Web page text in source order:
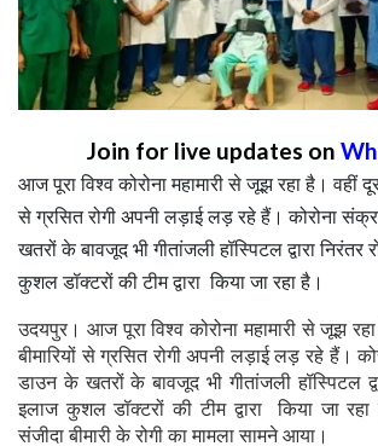
Join for live updates on
आज पूरा विश्व कोरोना महामारी से जूझ रहा है। वहीं
से ग्रसित रोगी अपनी लड़ाई लड़ रहे हैं। कोरोना
खतरों के बावजूद भी गीतांजली हॉस्पिटल द्वारा निरंतर
कुशल डॉक्टरों की टीम द्वारा किया जा रहा है।
उदयपुर। आज पूरा विश्व कोरोना महामारी से जूझ
बीमारियों से ग्रसित रोगी अपनी लड़ाई लड़ रहे हैं।
डाउन के खतरों के बावजूद भी गीतांजली हॉस्पिटल
इलाज कुशल डॉक्टरों की टीम द्वारा किया जा
संजीदा बीमारी के रोगी का मामला सामने आया।